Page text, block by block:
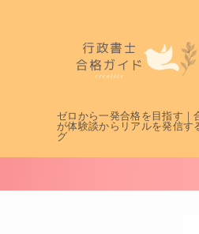
ゼロから一発合格を目指す｜
が体験談からリアルを発信す
グ